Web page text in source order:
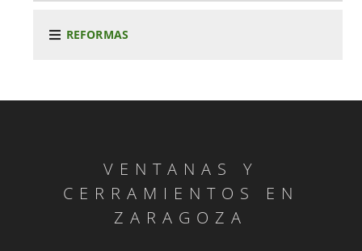
REFORMAS
VENTANAS Y
CERRAMIENTOS EN
ZARAGOZA